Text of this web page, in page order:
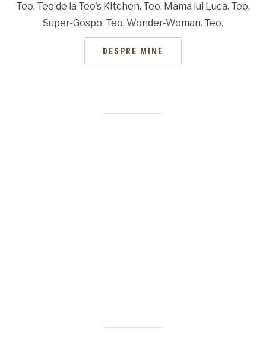
Teo. Teo de la Teo's Kitchen. Teo. Mama lui Luca. Teo.
Super-Gospo. Teo. Wonder-Woman. Teo.
DESPRE MINE